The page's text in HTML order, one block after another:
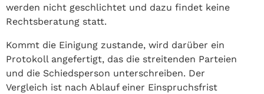
werden nicht geschlichtet und dazu findet keine
Rechtsberatung statt.
Kommt die Einigung zustande, wird darüber ein
Protokoll angefertigt, das die streitenden Parteien
und die Schiedsperson unterschreiben. Der
Vergleich ist nach Ablauf einer Einspruchsfrist